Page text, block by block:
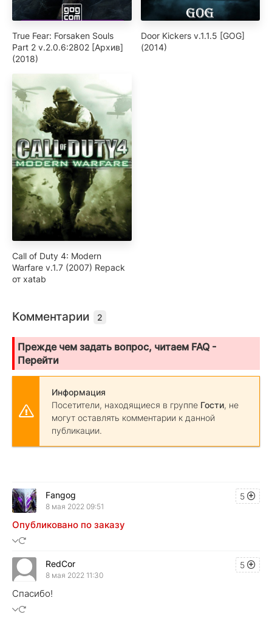
True Fear: Forsaken Souls
Part 2 v.2.0.6:2802 [Архив]
(2018)
Door Kickers v.1.1.5 [GOG]
(2014)
Call of Duty 4: Modern
Warfare v.1.7 (2007) Repack
от xatab
Комментарии 2
Прежде чем задать вопрос, читаем FAQ -
Перейти
Информация
Посетители, находящиеся в группе Гости, не
могут оставлять комментарии к данной
публикации.
5
Fangog
8 мая 2022 09:51
Опубликовано по заказу
5
RedCor
8 мая 2022 11:30
Спасибо!